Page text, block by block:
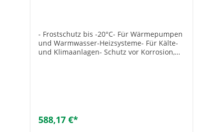
- Frostschutz bis -20°C- Für Wärmepumpen
und Warmwasser-Heizsysteme- Für Kälte-
und Klimaanlagen- Schutz vor Korrosion,
Heizsysteme mit einem geeigneten
Reiniger behandeln- Grün eingefärbt-
588,17 €*